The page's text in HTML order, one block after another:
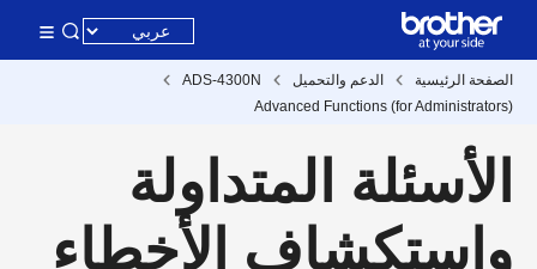
الصفحة الرئيسية الدعم والتحميل
ADS-4300N
Advanced Functions (for Administrators)
الأسئلة المتداولة
واستكشاف الأخطاء